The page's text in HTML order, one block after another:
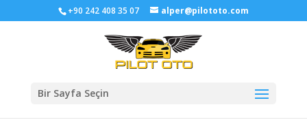
+90 242 408 35 07 alper@pilototo.com
Bir Sayfa Seçin